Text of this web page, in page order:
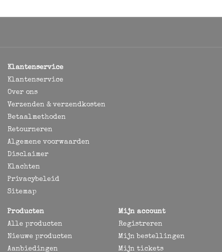
Klantenservice
Klantenservice
Over ons
Verzenden & verzendkosten
Betaalmethoden
Retourneren
Algemene voorwaarden
Disclaimer
Klachten
Privacybeleid
Sitemap
Producten
Alle producten
Nieuwe producten
Aanbiedingen
Mijn account
Registreren
Mijn bestellingen
Mijn tickets